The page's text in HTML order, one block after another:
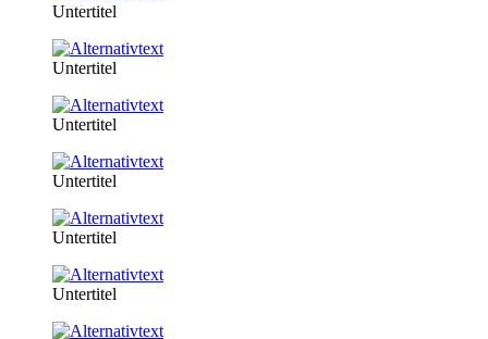
Untertitel
Untertitel
Untertitel
Untertitel
Untertitel
Untertitel